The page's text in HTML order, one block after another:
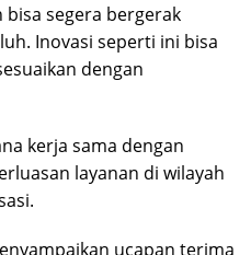
segera bergerak
Inovasi seperti ini bisa
dengan
kerja sama dengan
layanan di wilayah
ucapan terima